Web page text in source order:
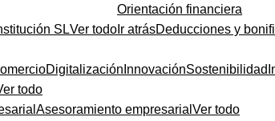
SLVer todo
Orientación financiera
Ir atrásDeducciones y
Digitalización InnovaciónSostenibilidad
todo
Asesoramiento empresarial Ver todo